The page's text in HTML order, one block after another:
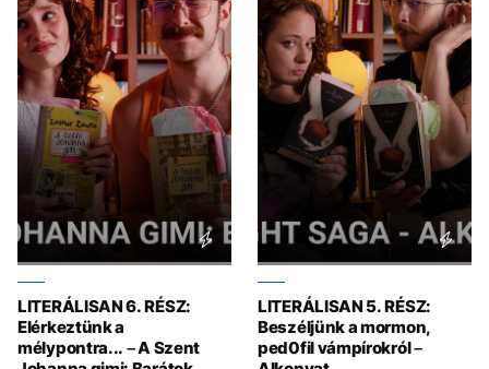
LITERÁLISAN 6. RÉSZ:
Elérkeztünk a
mélypontra... – A Szent
LITERÁLISAN 5. RÉSZ:
Beszéljünk a mormon,
ped0fil vámpírokról –